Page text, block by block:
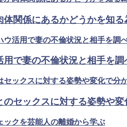
体関係にあるかどうかを知る
用で妻の不倫状況と相手を調
セックスに対する姿勢や変